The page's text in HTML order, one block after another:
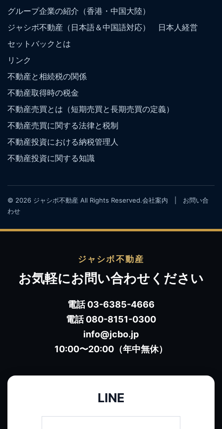
グループ企業の紹介（香港・中国大陸）
ジャシボ不動産（日本語＆中国語対応） 日本人経営
セットバックとは
リンク
不動産と相続税の関係
不動産取得時の税金
不動産売買とは（短期売買と長期売買の定義）
不動産売買に関する法律と税制
不動産投資における納税管理人
不動産投資に関する知識
© 2026 ジャシボ不動産 All Rights Reserved.会社案内
お問い合
わせ
ジャシボ不動産
お気軽にお問い合わせください
電話 03-6385-4666
電話 080-8151-0300
info@jcbo.jp
10:00〜20:00（年中無休）
LINE